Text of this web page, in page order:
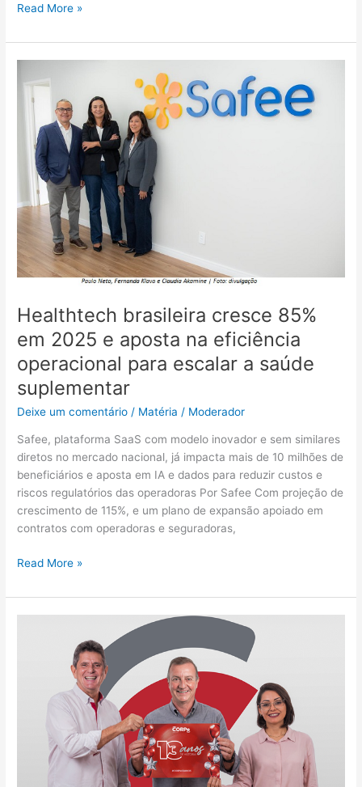
Read More »
Healthtech brasileira cresce 85%
em 2025 e aposta na eficiência
operacional para escalar a saúde
suplementar
Deixe um comentário / Matéria / Moderador
Safee, plataforma SaaS com modelo inovador e sem similares
diretos no mercado nacional, já impacta mais de 10 milhões de
beneficiários e aposta em IA e dados para reduzir custos e
riscos regulatórios das operadoras Por Safee Com projeção de
crescimento de 115%, e um plano de expansão apoiado em
contratos com operadoras e seguradoras,
brasileira
cresce
2025
aposta
na
eficiência
operacional
para
escalar
saúde
suplementar
Read More »
atuação